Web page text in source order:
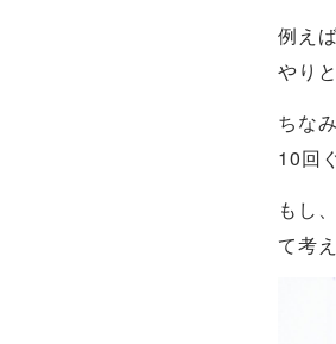
例え
やり
ちな
10回
もし
て考